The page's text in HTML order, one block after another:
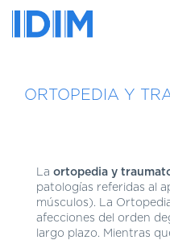
SERVICIOS
PARA
PACIENTES
COBERTURAS
MÉDICAS
ORTOPEDIA Y
La ortopedia y
patologías referidas al
músculos). La
afecciones del orden
largo plazo. Mientras